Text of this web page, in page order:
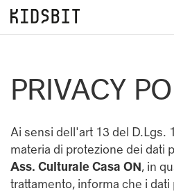
Salta al contenuto principale
PRIVACY
Ai sensi dell'art 13 del D.Lgs.
materia di protezione dei dati
Ass. Culturale Casa ON , in
trattamento, informa che i